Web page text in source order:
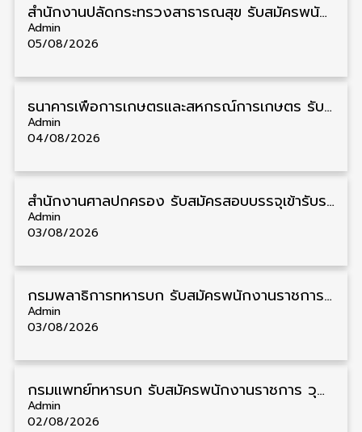
สำนักงานปลัดกระทรวงสาธารณสุข รับสมัครพนักงานราชการรูปแบบพิเศษ วุฒิ ปวส./ป.ตรี 102 อัตรา รับสมัคร 17 – 28 สิงหาคม
Admin
05/08/2026
ธนาคารเพื่อการเกษตรและสหกรณ์การเกษตร รับสมัครบุคคลเพื่อเป็นผู้ช่วยพนักงาน วุฒิ ป.ตรี 5 อัตรา รับสมัคร 4 – 14 สิงหาคม
Admin
04/08/2026
สํานักงานศาลปกครอง รับสมัครสอบบรรจุเข้ารับราชการ วุฒิ ป.ตรี 72 อัตรา รับสมัคร 31 สิงหาคม – 18 กันยายน
Admin
03/08/2026
กรมพลาธิการทหารบก รับสมัครพนักงานราชการ วุฒิ ม.3/ม.6/ปวช. 66 อัตรา รับสมัคร 10 – 17 สิงหาคม
Admin
03/08/2026
กรมแพทย์ทหารบก รับสมัครพนักงานราชการ วุฒิ ม.3/ม.6/ปวช./ปวท./ปวส. 6 อัตรา รับสมัคร 3 – 7 สิงหาคม
Admin
02/08/2026